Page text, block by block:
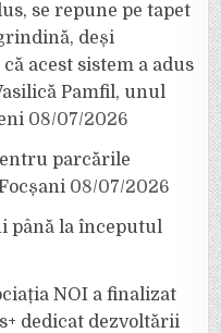
se repune pe tapet
deși
acest sistem a adus
Pamfil, unul
08/07/2026
parcările
08/07/2026
până la începutul
NOI a finalizat
dedicat dezvoltării